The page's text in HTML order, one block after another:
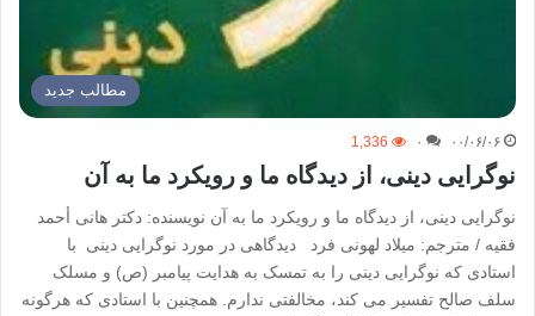
مطالب جدید
۰۰/۰۶/۰۶ ۰ 1,336
نوگرایی دینی، از دیدگاه ما و رویکرد ما به آن
نوگرایی دینی، از دیدگاه ما و رویکرد ما به آن نویسنده: دکتر هانی أحمد
فقیه / مترجم: میلاد لهونی فرد دیدگاهی در مورد نوگرایی دینی با
استادی که نوگرایی دینی را به تمسک به هدایت پیامبر (ص) و مسلک
سلف صالح تفسیر می کند، مخالفتی ندارم. همچنین با استادی که هرگونه